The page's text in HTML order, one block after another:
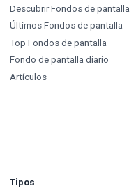
Descubrir Fondos de pantalla
Últimos Fondos de pantalla
Top Fondos de pantalla
Fondo de pantalla diario
Artículos
Tipos